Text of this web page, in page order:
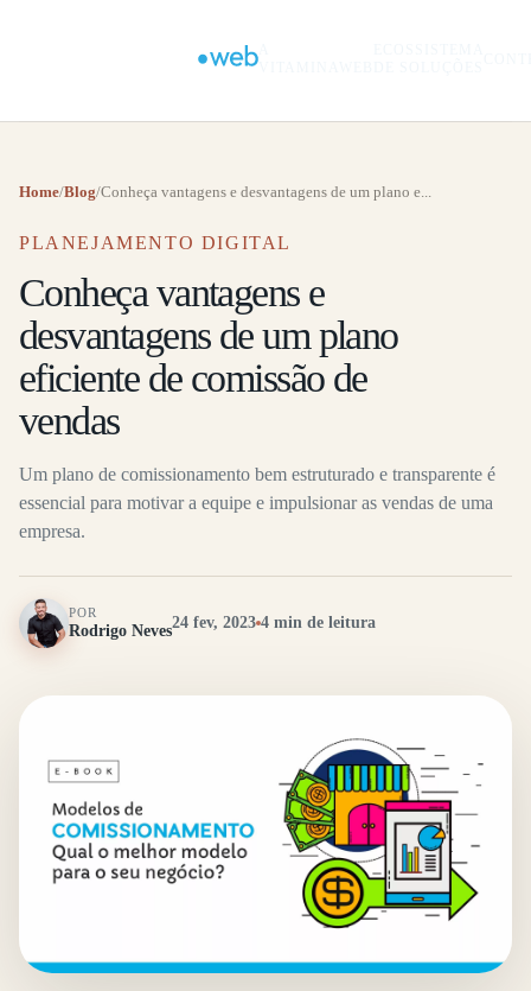
Home/Blog/Conheça vantagens e desvantagens de um plano e...
PLANEJAMENTO DIGITAL
Conheça vantagens e
desvantagens de um plano
eficiente de comissão de
vendas
Um plano de comissionamento bem estruturado e transparente é
essencial para motivar a equipe e impulsionar as vendas de uma
empresa.
POR
Rodrigo Neves24 fev, 2023 4 min de leitura